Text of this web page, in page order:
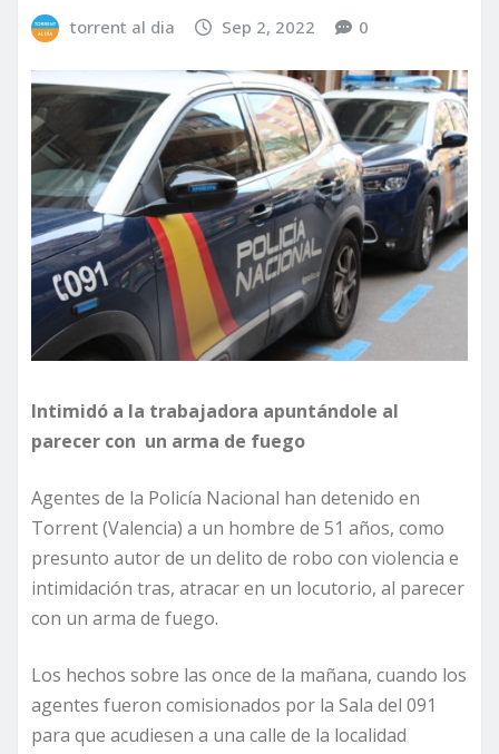
torrent al dia Sep 2, 2022 0
Intimidó a la trabajadora apuntándole al
parecer con un arma de fuego
Agentes de la Policía Nacional han detenido en
Torrent (Valencia) a un hombre de 51 años, como
presunto autor de un delito de robo con violencia e
intimidación tras, atracar en un locutorio, al parecer
con un arma de fuego.
Los hechos sobre las once de la mañana, cuando los
agentes fueron comisionados por la Sala del 091
para que acudiesen a una calle de la localidad